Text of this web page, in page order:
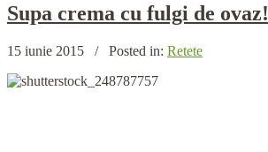
Supa crema cu fulgi de ovaz!
15 iunie 2015 / Posted in: Retete